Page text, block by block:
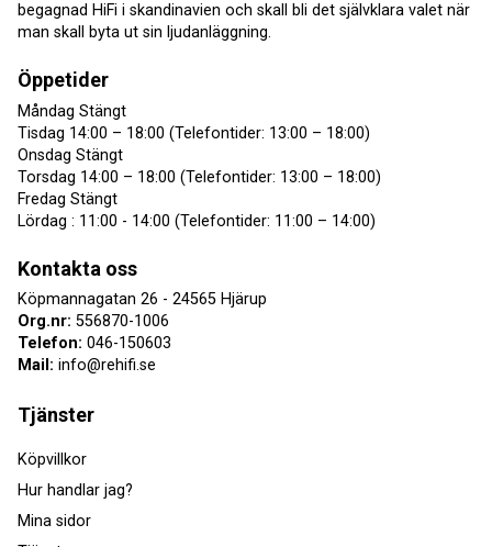
begagnad HiFi i skandinavien och skall bli det självklara valet när
man skall byta ut sin ljudanläggning.
Öppetider
Måndag Stängt
Tisdag 14:00 – 18:00 (Telefontider: 13:00 – 18:00)
Onsdag Stängt
Torsdag 14:00 – 18:00 (Telefontider: 13:00 – 18:00)
Fredag Stängt
Lördag : 11:00 - 14:00 (Telefontider: 11:00 – 14:00)
Kontakta oss
Köpmannagatan 26 - 24565 Hjärup
Org.nr: 556870-1006
Telefon: 046-150603
Mail: info@rehifi.se
Tjänster
Köpvillkor
Hur handlar jag?
Mina sidor